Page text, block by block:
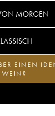
MORGEN
EINEN
WEIN?